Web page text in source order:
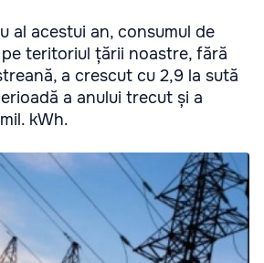
al acestui an, consumul de
teritoriul țării noastre, fără
a crescut cu 2,9 la sută
a anului trecut și a
kWh.